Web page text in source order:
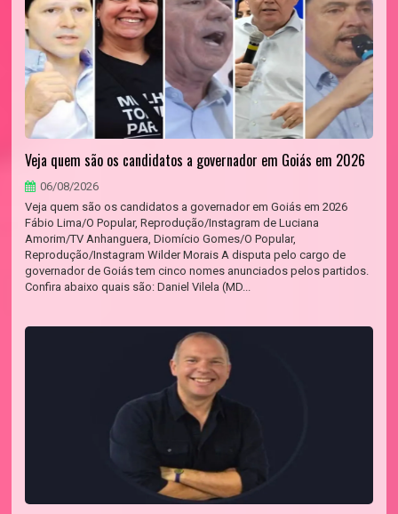
Veja quem são os candidatos a governador em Goiás em 2026
06/08/2026
Veja quem são os candidatos a governador em Goiás em 2026
Fábio Lima/O Popular, Reprodução/Instagram de Luciana
Amorim/TV Anhanguera, Diomício Gomes/O Popular,
Reprodução/Instagram Wilder Morais A disputa pelo cargo de
governador de Goiás tem cinco nomes anunciados pelos partidos.
Confira abaixo quais são: Daniel Vilela (MD...